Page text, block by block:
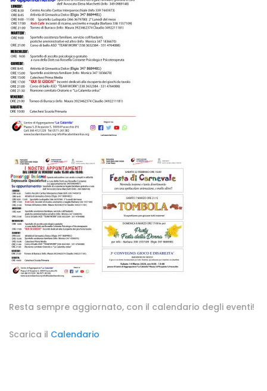
Resta sempre aggiornato, con il calendario degli eventi!
Scarica il Calendario